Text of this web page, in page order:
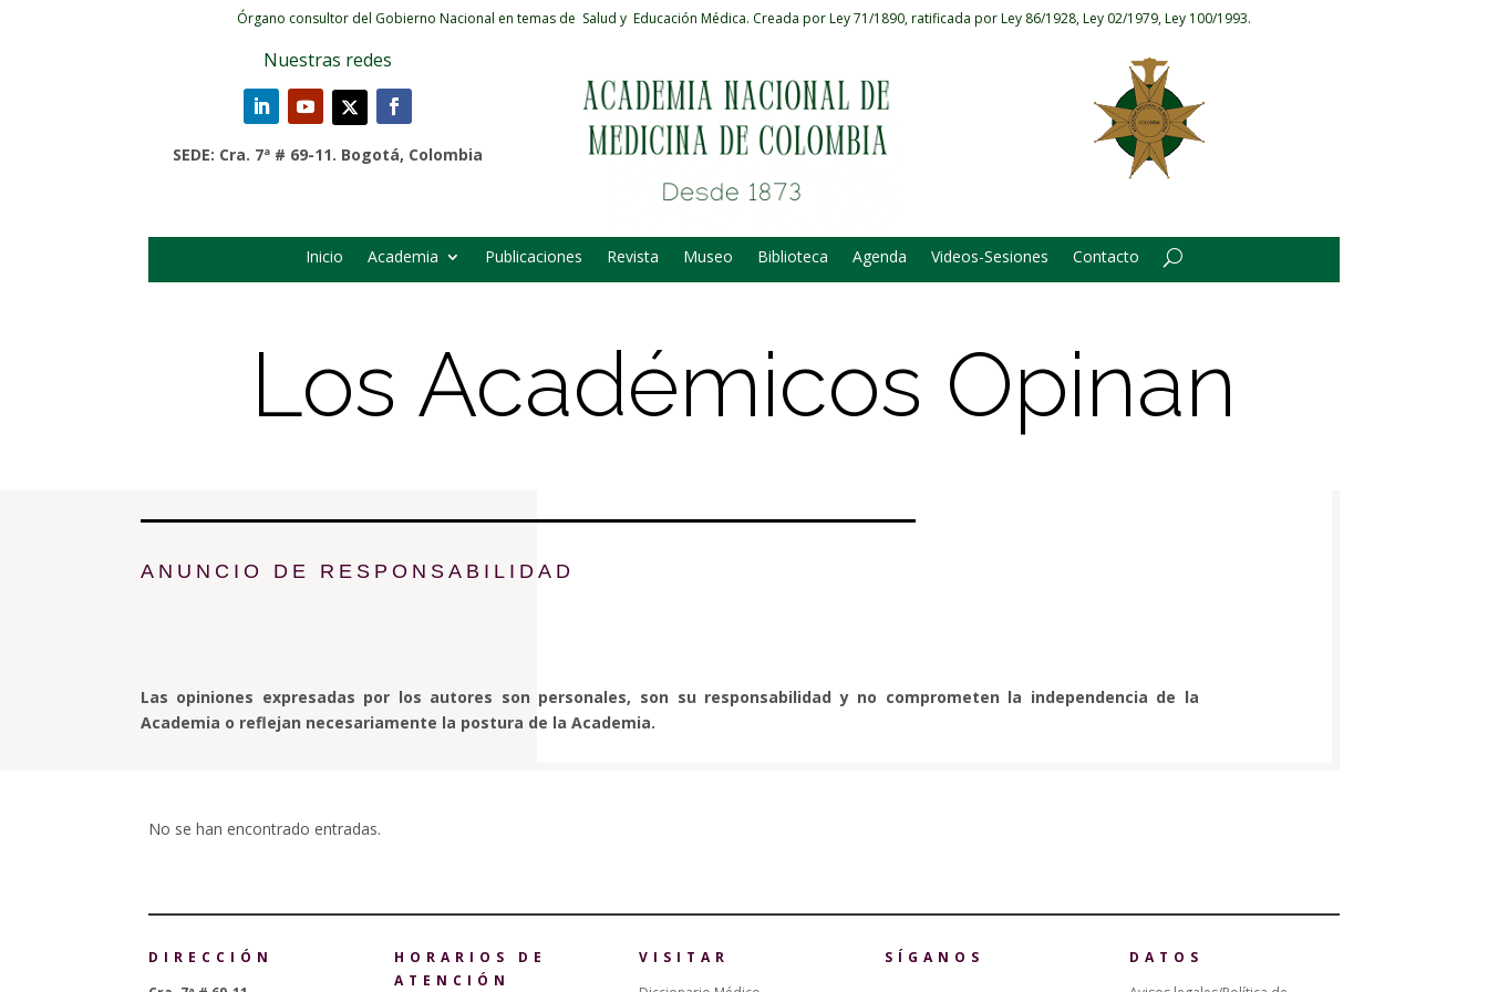
Órgano consultor del Gobierno Nacional en temas de Salud y Educación Médica. Creada por Ley 71/1890, ratificada por Ley 86/1928, Ley 02/1979, Ley 100/1993.
Nuestras redes
SEDE: Cra. 7ª # 69-11. Bogotá, Colombia
Inicio Academia Publicaciones Revista Museo Biblioteca Agenda Videos-Sesiones Contacto
Los Académicos Opinan
ANUNCIO DE RESPONSABILIDAD
Las opiniones expresadas por los autores son personales, son su responsabilidad y no comprometen la independencia de la
Academia o reflejan necesariamente la postura de la Academia.
No se han encontrado entradas.
DIRECCIÓN
HORARIOS DE
ATENCIÓN
VISITAR
SÍGANOS
DATOS